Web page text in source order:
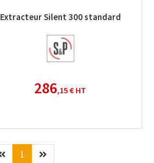
Extracteur Silent 300 standard
286,15 € HT
Précédent
1 (current)Suivant